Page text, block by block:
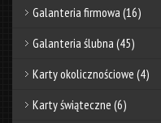
Galanteria firmowa (16)
Galanteria ślubna (45)
Karty okolicznościowe (4)
Karty świąteczne (6)